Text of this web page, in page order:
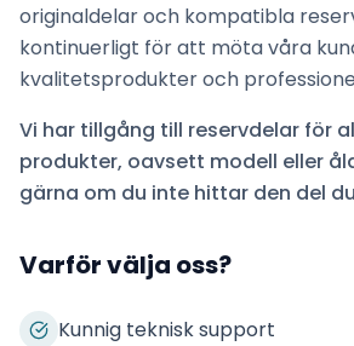
originaldelar och kompatibla
kontinuerligt för att möta våra
kvalitetsprodukter och
Vi har tillgång till reservdelar för
produkter, oavsett modell eller
gärna om du inte hittar den del
Varför välja oss?
Kunnig teknisk support